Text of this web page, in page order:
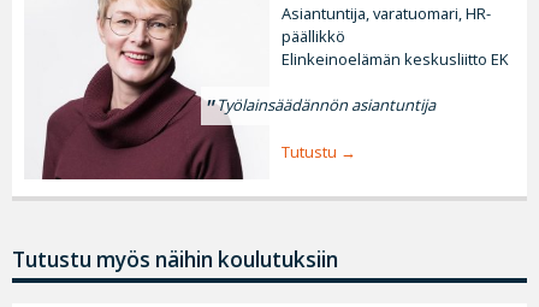
Asiantuntija, varatuomari, HR-
päällikkö
Elinkeinoelämän keskusliitto EK
Työlainsäädännön asiantuntija
Tutustu
Tutustu myös näihin koulutuksiin